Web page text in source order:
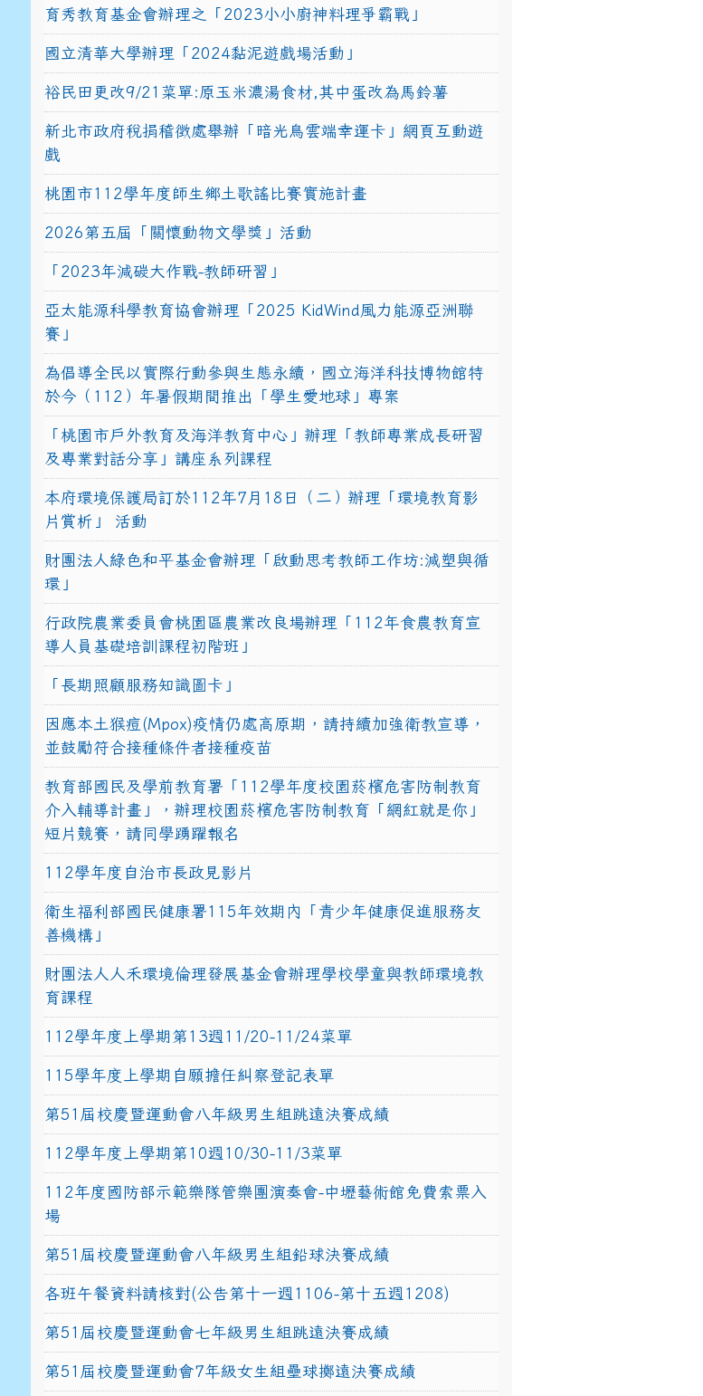
育秀教育基金會辦理之「2023小小廚神料理爭霸戰」
國立清華大學辦理「2024黏泥遊戲場活動」
裕民田更改9/21菜單:原玉米濃湯食材,其中蛋改為馬鈴薯
新北市政府稅捐稽徵處舉辦「暗光鳥雲端幸運卡」網頁互動遊
戲
桃園市112學年度師生鄉土歌謠比賽實施計畫
2026第五屆「關懷動物文學獎」活動
「2023年減碳大作戰-教師研習」
亞太能源科學教育協會辦理「2025 KidWind風力能源亞洲聯
賽」
為倡導全民以實際行動參與生態永續，國立海洋科技博物館特
於今（112）年暑假期間推出「學生愛地球」專案
「桃園市戶外教育及海洋教育中心」辦理「教師專業成長研習
及專業對話分享」講座系列課程
本府環境保護局訂於112年7月18日（二）辦理「環境教育影
片賞析」 活動
財團法人綠色和平基金會辦理「啟動思考教師工作坊:減塑與循
環」
行政院農業委員會桃園區農業改良場辦理「112年食農教育宣
導人員基礎培訓課程初階班」
「長期照顧服務知識圖卡」
因應本土猴痘(Mpox)疫情仍處高原期，請持續加強衛教宣導，
並鼓勵符合接種條件者接種疫苗
教育部國民及學前教育署「112學年度校園菸檳危害防制教育
介入輔導計畫」，辦理校園菸檳危害防制教育「網紅就是你」
短片競賽，請同學踴躍報名
112學年度自治市長政見影片
衛生福利部國民健康署115年效期內「青少年健康促進服務友
善機構」
財團法人人禾環境倫理發展基金會辦理學校學童與教師環境教
育課程
112學年度上學期第13週11/20-11/24菜單
115學年度上學期自願擔任糾察登記表單
第51屆校慶暨運動會八年級男生組跳遠決賽成績
112學年度上學期第10週10/30-11/3菜單
112年度國防部示範樂隊管樂團演奏會-中壢藝術館免費索票入
場
第51屆校慶暨運動會八年級男生組鉛球決賽成績
各班午餐資料請核對(公告第十一週1106-第十五週1208)
第51屆校慶暨運動會七年級男生組跳遠決賽成績
第51屆校慶暨運動會7年級女生組壘球擲遠決賽成績